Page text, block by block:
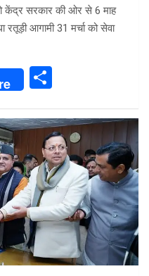
केंद्र सरकार की ओर से 6 माह
रतूड़ी आगामी 31 मर्चा को सेवा
ar
e